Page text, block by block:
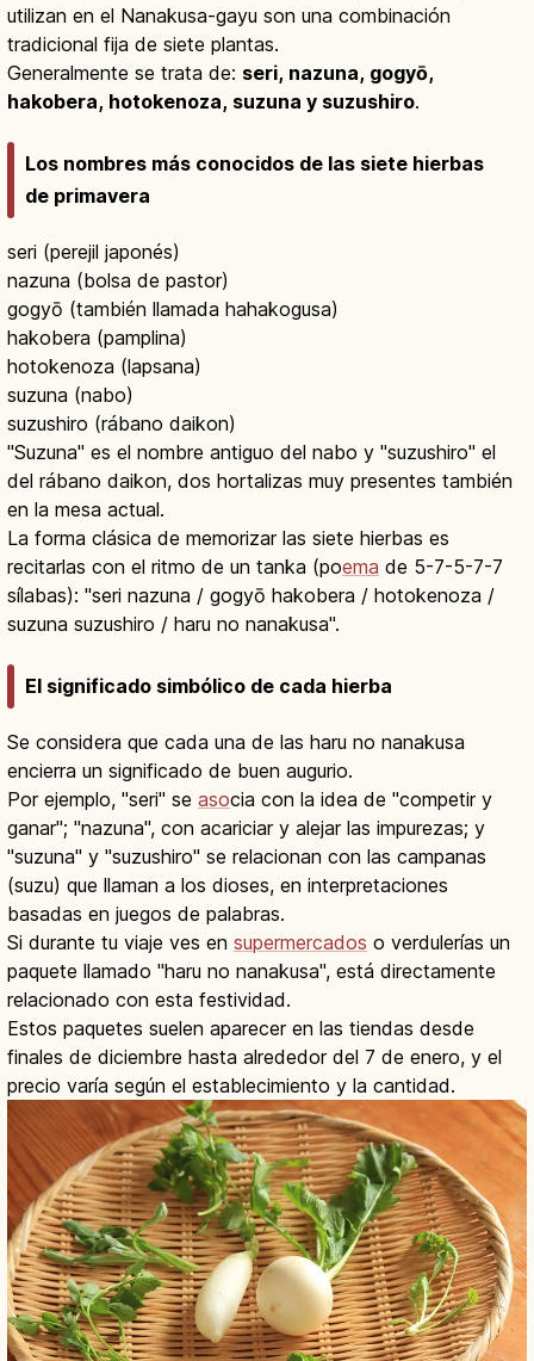
utilizan en el Nanakusa-gayu son una combinación
tradicional fija de siete plantas.
Generalmente se trata de: seri, nazuna, gogyō,
hakobera, hotokenoza, suzuna y suzushiro.
Los nombres más conocidos de las siete hierbas
de primavera
seri (perejil japonés)
nazuna (bolsa de pastor)
gogyō (también llamada hahakogusa)
hakobera (pamplina)
hotokenoza (lapsana)
suzuna (nabo)
suzushiro (rábano daikon)
"Suzuna" es el nombre antiguo del nabo y "suzushiro" el
del rábano daikon, dos hortalizas muy presentes también
en la mesa actual.
La forma clásica de memorizar las siete hierbas es
recitarlas con el ritmo de un tanka (poema de 5-7-5-7-7
sílabas): "seri nazuna / gogyō hakobera / hotokenoza /
suzuna suzushiro / haru no nanakusa".
El significado simbólico de cada hierba
Se considera que cada una de las haru no nanakusa
encierra un significado de buen augurio.
Por ejemplo, "seri" se asocia con la idea de "competir y
ganar"; "nazuna", con acariciar y alejar las impurezas; y
"suzuna" y "suzushiro" se relacionan con las campanas
(suzu) que llaman a los dioses, en interpretaciones
basadas en juegos de palabras.
Si durante tu viaje ves en supermercados o verdulerías un
paquete llamado "haru no nanakusa", está directamente
relacionado con esta festividad.
Estos paquetes suelen aparecer en las tiendas desde
finales de diciembre hasta alrededor del 7 de enero, y el
precio varía según el establecimiento y la cantidad.